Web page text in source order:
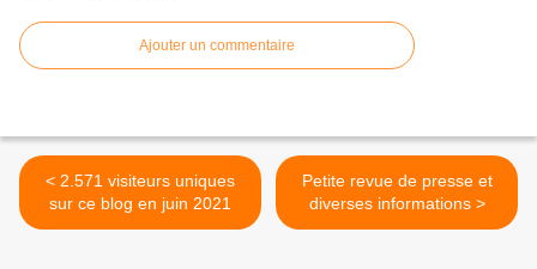
Ajouter un commentaire
< 2.571 visiteurs uniques
sur ce blog en juin 2021
Petite revue de presse et
diverses informations >